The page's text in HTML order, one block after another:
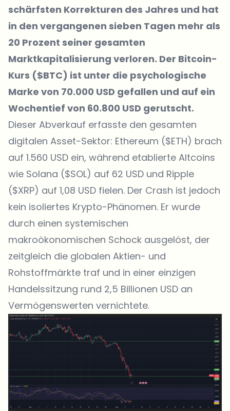
schärfsten Korrekturen des Jahres und hat
in den vergangenen sieben Tagen mehr als
20 Prozent seiner gesamten
Marktkapitalisierung verloren. Der Bitcoin-
Kurs ($BTC) ist unter die psychologische
Marke von 70.000 USD gefallen und auf ein
Wochentief von 60.800 USD gerutscht.
Dieser Abverkauf erfasste den gesamten
digitalen Asset-Sektor: Ethereum ($ETH) brach
auf 1.560 USD ein, während etablierte Altcoins
wie Solana ($SOL) auf 62 USD und Ripple
($XRP) auf 1,08 USD fielen. Der Crash ist jedoch
kein isoliertes Krypto-Phänomen. Er wurde
durch einen systemischen
makroökonomischen Schock ausgelöst, der
zeitgleich die globalen Aktien- und
Rohstoffmärkte traf und in einer einzigen
Handelssitzung rund 2,5 Billionen USD an
Vermögenswerten vernichtete.